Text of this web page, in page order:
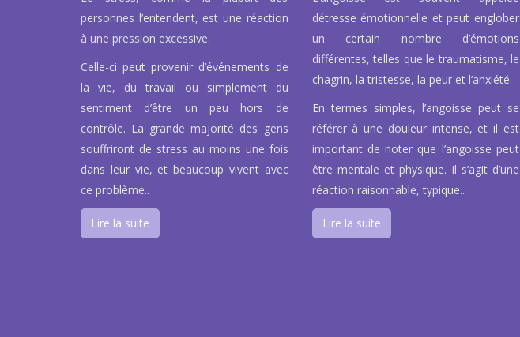
personnes l’entendent, est une réaction
à une pression excessive.
Celle-ci peut provenir d’événements de
la vie, du travail ou simplement du
sentiment d’être un peu hors de
contrôle. La grande majorité des gens
souffriront de stress au moins une fois
dans leur vie, et beaucoup vivent avec
ce problème..
Lire la suite
détresse émotionnelle et peut englober
un certain nombre d’émotions
différentes, telles que le traumatisme, le
chagrin, la tristesse, la peur et l’anxiété.
En termes simples, l’angoisse peut se
référer à une douleur intense, et il est
important de noter que l’angoisse peut
être mentale et physique. Il s’agit d’une
réaction raisonnable, typique..
Lire la suite